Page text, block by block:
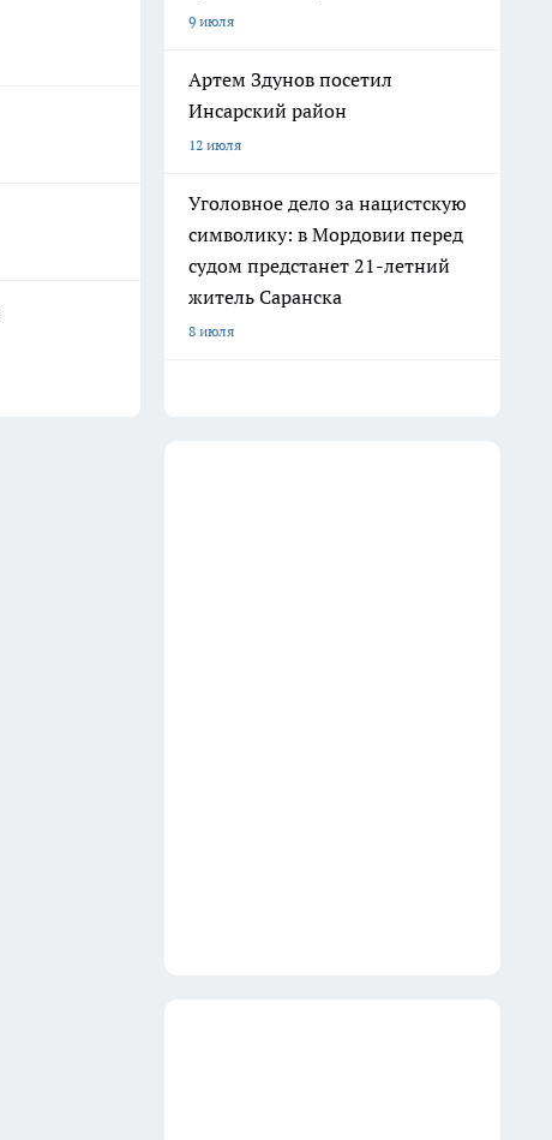
9 июля
Артем Здунов посетил
Инсарский район
12 июля
Уголовное дело за нацистскую
символику: в Мордовии перед
судом предстанет 21-летний
житель Саранска
8 июля